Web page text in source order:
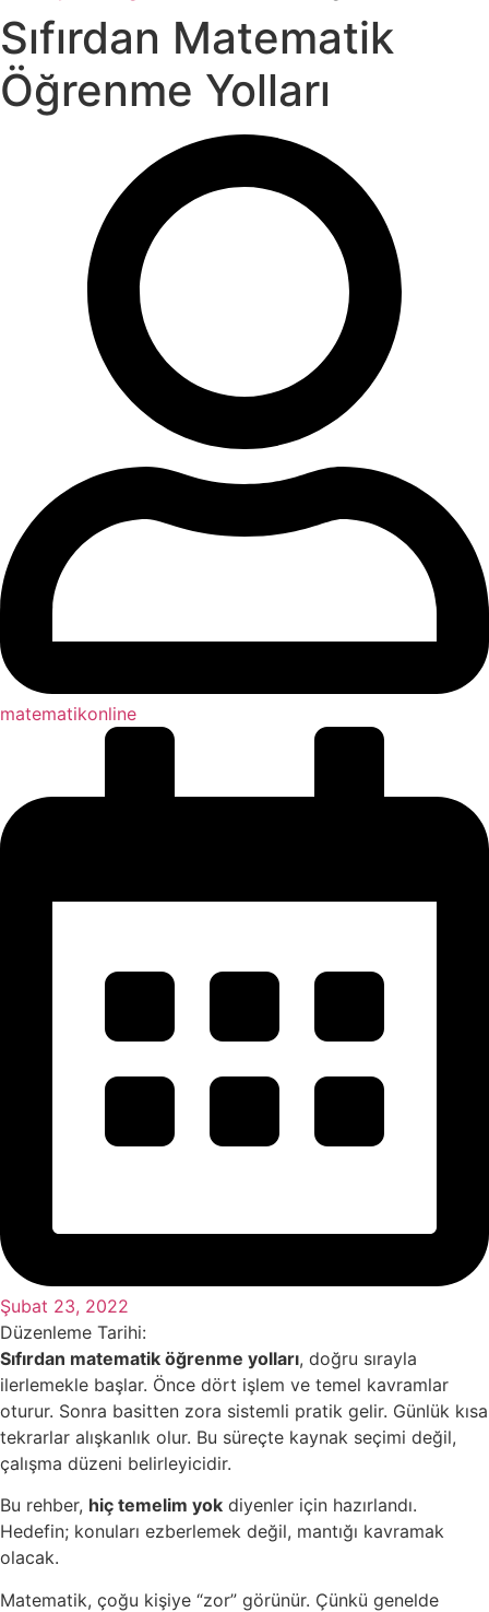
Sıfırdan Matematik
Öğrenme Yolları
matematikonline
Şubat 23, 2022
Düzenleme Tarihi:
Sıfırdan matematik öğrenme yolları, doğru sırayla
ilerlemekle başlar. Önce dört işlem ve temel kavramlar
oturur. Sonra basitten zora sistemli pratik gelir. Günlük kısa
tekrarlar alışkanlık olur. Bu süreçte kaynak seçimi değil,
çalışma düzeni belirleyicidir.
Bu rehber, hiç temelim yok diyenler için hazırlandı.
Hedefin; konuları ezberlemek değil, mantığı kavramak
olacak.
Matematik, çoğu kişiye “zor” görünür. Çünkü genelde